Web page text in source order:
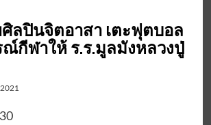
ศิลปินจิตอาสา เตะฟุตบอล
กีฬาให้ ร.ร.มูลมังหลวงปู่